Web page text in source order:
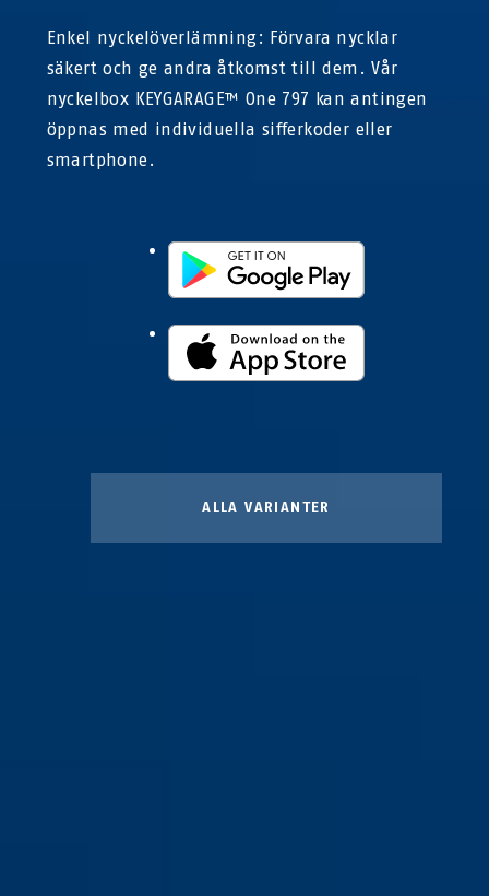
Enkel nyckelöverlämning: Förvara nycklar
säkert och ge andra åtkomst till dem. Vår
nyckelbox KEYGARAGE™ One 797 kan antingen
öppnas med individuella sifferkoder eller
smartphone.
ALLA VARIANTER